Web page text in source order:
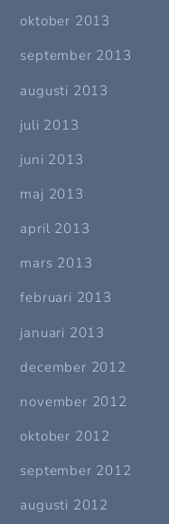
oktober 2013
september 2013
augusti 2013
juli 2013
juni 2013
maj 2013
april 2013
mars 2013
februari 2013
januari 2013
december 2012
november 2012
oktober 2012
september 2012
augusti 2012